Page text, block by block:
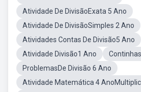
Atividade De DivisãoExata 5 Ano
Atividade De DivisãoSimples 2 Ano
Atividades Contas De Divisão5 Ano
Atividade Divisão1 Ano
ProblemasDe Divisão 6 Ano
Atividade Matemática 4